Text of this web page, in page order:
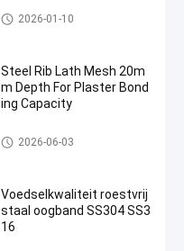
De Omheining van de kettings
verbinding
2026-01-10
Steel Rib Lath Mesh 20m
m Depth For Plaster Bond
ing Capacity
Het uitgebreide Netwerk van de
Metaaldraad
2026-06-03
Voedselkwaliteit roestvrij
staal oogband SS304 SS3
16